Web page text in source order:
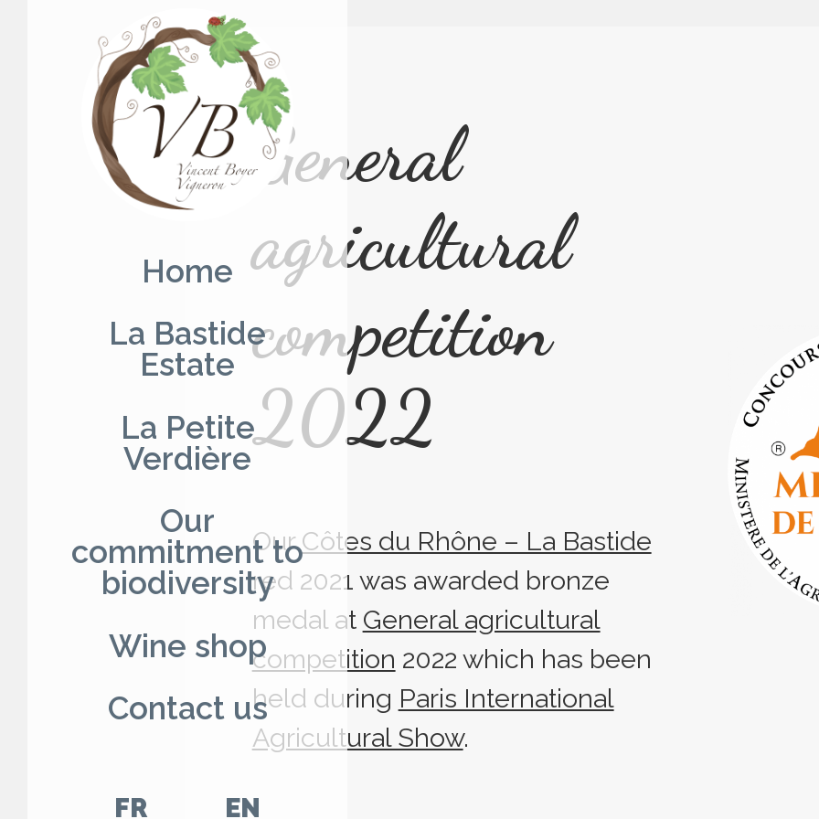
content
Home
La Bastide
Estate
La Petite
Verdière
Our
commitment to
biodiversity
Wine shop
Contact us
FR EN
General
agricultural
competition
2022
OurCôtes du Rhône – La Bastide
red 2021 was awarded bronze
medal at General agricultural
competition 2022 which has been
held during Paris International
Agricultural Show.